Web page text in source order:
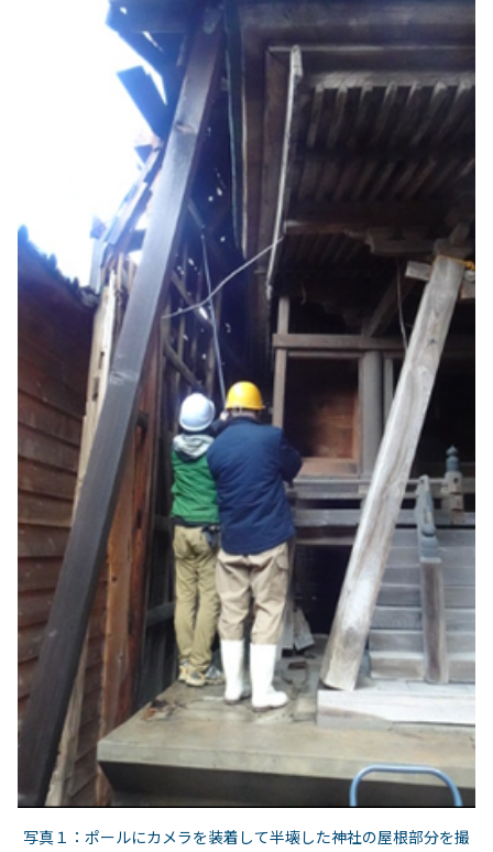
写真１：ポールにカメラを装着して半壊した神社の屋根部分を撮